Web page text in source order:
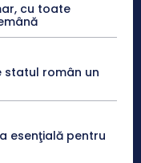
cu toate
român un
esenţială pentru